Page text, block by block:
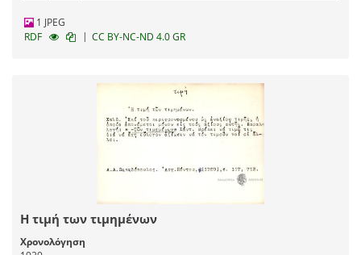
1 JPEG
RDF
| CC BY-NC-ND 4.0 GR
Η τιμή των τιμημένων
Χρονολόγηση